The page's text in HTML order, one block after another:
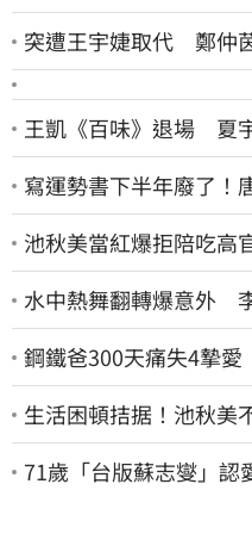
突遭王宇婕取代 鄭仲
王凱《百味》退場 夏
寫運勢書下半年廢了！
池秋美當紅爆拒陪吃
水中熱舞翻轉爆意外
鋼鐵爸300天痛失4摯
生活困頓拮据！池秋
曝光
71歲「台版蘇志燮」認